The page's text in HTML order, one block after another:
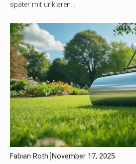
später mit unklaren…
Fabian Roth November 17, 2025